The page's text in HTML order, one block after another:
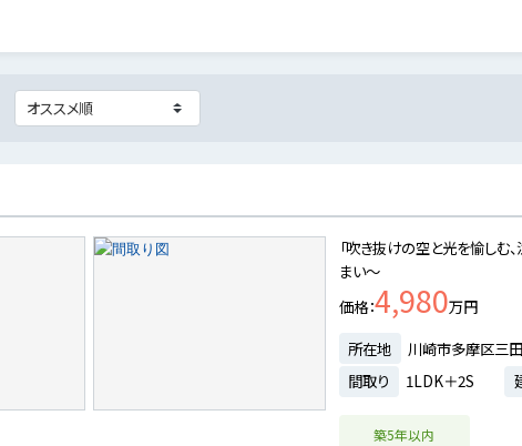
「吹き抜けの空と光を愉し
まい～
価格 4,980万円
所在地
川崎市多摩区三
間取り
1LDK＋2S
築5年以内